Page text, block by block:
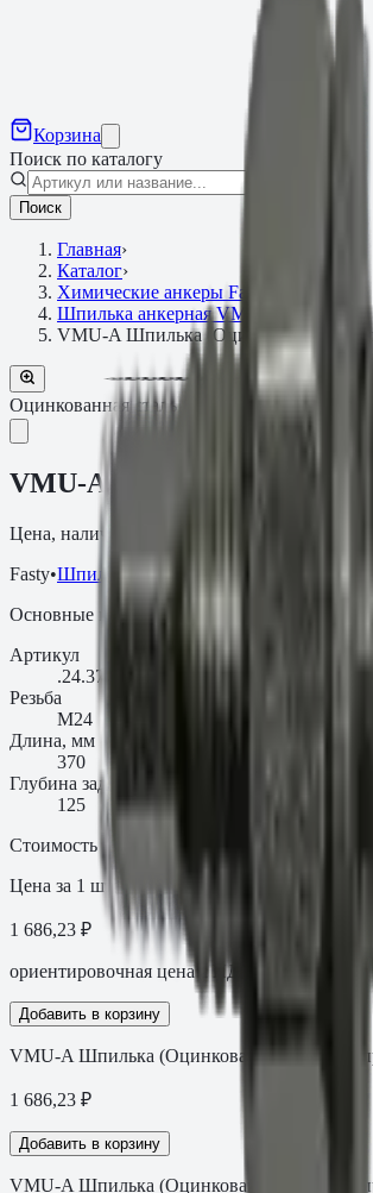
Корзина
Поиск по каталогу
Поиск
Главная›
Каталог›
Химические анкеры Fasty
Шпилька анкерная VMU-A
VMU-A Шпилька (Оцинкованная
Оцинкованная сталь кл.пр. 8.8 Артикул:
VMU-A Шпилька
Цена, наличие и сроки поставки зависят от
Fasty•Шпилька анкерная VMU-A
Основные параметры
Артикул
.24.37088VMU
Резьба
M24
Длина, мм
370
Глубина заделки t_fix, мм
125
Стоимость
Цена за 1 шт
1 686,23 ₽
ориентировочная цена с НДС
Добавить в корзину
VMU-A Шпилька (Оцинкованная сталь
1 686,23 ₽
Добавить в корзину
VMU-A Шпилька (Оцинкованная сталь